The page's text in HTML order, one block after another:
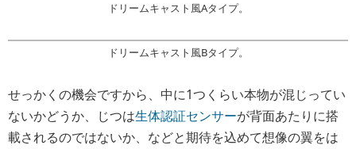
ドリームキャスト風Aタイプ。
ドリームキャスト風Bタイプ。
せっかくの機会ですから、中に1つくらい本物が混じってい
ないかどうか、じつは生体認証センサーが背面あたりに搭
載されるのではないか、などと期待を込めて想像の翼をは